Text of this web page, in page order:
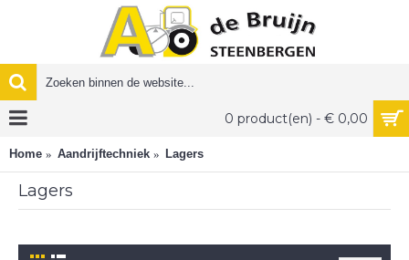
0 product(en) - € 0,00
Home Aandrijftechniek Lagers
Lagers